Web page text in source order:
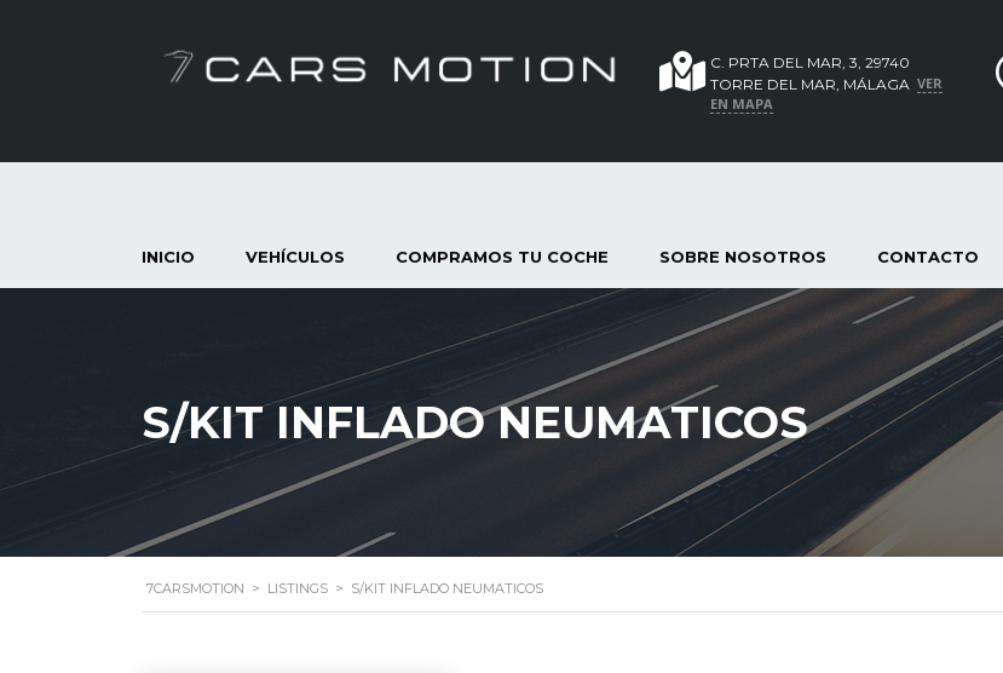
C. PRTA DEL MAR, 3, 29740
TORRE DEL MAR, MÁLAGA VER
EN MAPA
INICIO VEHÍCULOS COMPRAMOS TU COCHE SOBRE NOSOTROS CONTACTO
S/KIT INFLADO NEUMATICOS
7CARSMOTION > LISTINGS > S/KIT INFLADO NEUMATICOS